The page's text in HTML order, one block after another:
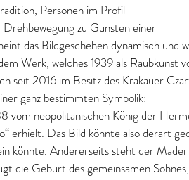
Personen im Profil
zu Gunsten einer
das Bildgeschehen dynamisch und
Werk, welches 1939 als Raubkunst
seit 2016 im Besitz des Krakauer
ganz bestimmten Symbolik:
vom neopolitanischen König der
erhielt. Das Bild könnte also derart
könnte. Andererseits steht der
die Geburt des gemeinsamen